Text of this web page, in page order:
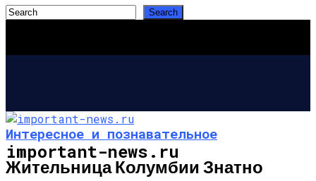
important-news.ru
Интересное и познавательное
Жительница Колумбии Знатно